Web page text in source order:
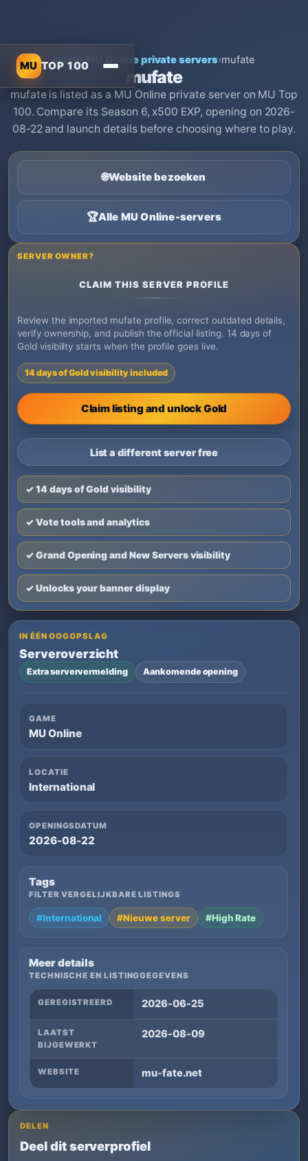
MU TOP 100
Home›MU Online private servers›mufate
mufate
mufate is listed as a MU Online private server on MU Top
100. Compare its Season 6, x500 EXP, opening on 2026-
08-22 and launch details before choosing where to play.
🌐Website bezoeken
🏆Alle MU Online-servers
SERVER OWNER?
CLAIM THIS SERVER PROFILE
Review the imported mufate profile, correct outdated details,
verify ownership, and publish the official listing. 14 days of
Gold visibility starts when the profile goes live.
14 days of Gold visibility included
Claim listing and unlock Gold
List a different server free
✓ 14 days of Gold visibility
✓ Vote tools and analytics
✓ Grand Opening and New Servers visibility
✓ Unlocks your banner display
IN ÉÉN OOGOPSLAG
Serveroverzicht
Extra serververmelding Aankomende opening
GAME
MU Online
LOCATIE
International
OPENINGSDATUM
2026-08-22
Tags
FILTER VERGELIJKBARE LISTINGS
#International #Nieuwe server #High Rate
Meer details
TECHNISCHE EN LISTINGGEGEVENS
GEREGISTREERD 2026-06-25
LAATST
BIJGEWERKT
2026-08-09
WEBSITE mu-fate.net
DELEN
Deel dit serverprofiel